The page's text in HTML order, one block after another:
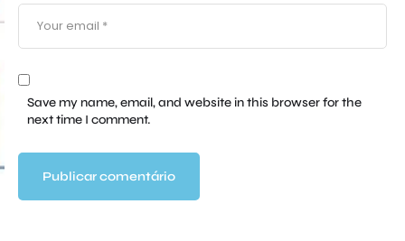
Save my name, email, and website in this browser for the
next time I comment.